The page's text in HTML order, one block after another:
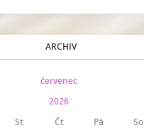
ARCHIV
červenec
2026
St Čt Pá So